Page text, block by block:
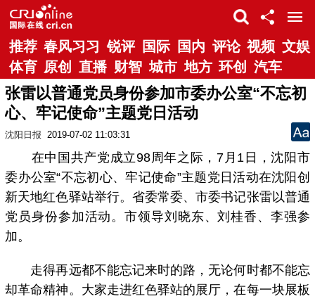
推荐 春风习习 锐评 国际 国内 评论 视频 文娱
体育 原创 直播 财智 城市 地方 环创 汽车
张雷以普通党员身份参加市委办公室“不忘初
心、牢记使命”主题党日活动
沈阳日报 2019-07-02 11:03:31
在中国共产党成立98周年之际，7月1日，沈阳市
委办公室“不忘初心、牢记使命”主题党日活动在沈阳创
新天地红色驿站举行。省委常委、市委书记张雷以普通
党员身份参加活动。市领导刘晓东、刘桂香、李强参
加。
走得再远都不能忘记来时的路，无论何时都不能忘
却革命精神。大家走进红色驿站的展厅，在每一块展板